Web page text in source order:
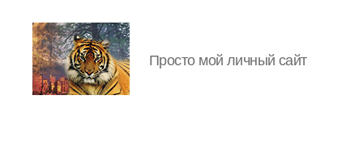
Просто мой личный сайт